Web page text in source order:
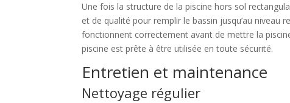
Une fois la structure de la piscine hors sol
et de qualité pour remplir le bassin jusqu’au niveau
fonctionnent correctement avant de mettre la
piscine est prête à être utilisée en toute sécurité.
Entretien et maintenance
Nettoyage régulier